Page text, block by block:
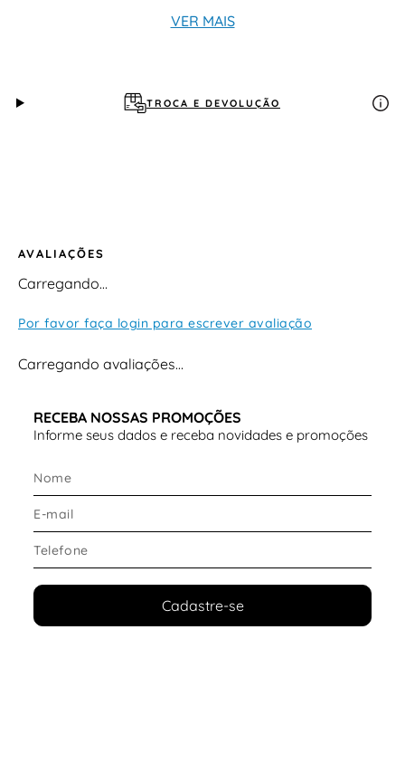
VER MAIS
TROCA E DEVOLUÇÃO
AVALIAÇÕES
Carregando…
Por favor faça login para escrever avaliação
Carregando avaliações…
RECEBA NOSSAS PROMOÇÕES
Informe seus dados e receba novidades e promoções
Cadastre-se